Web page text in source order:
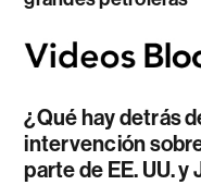
¿Qué hay detrás
intervención
parte de EE. UU. y